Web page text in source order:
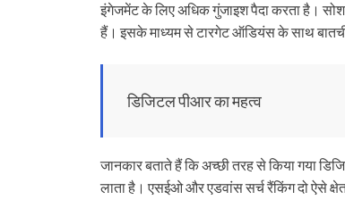
इंगेजमेंट के लिए अधिक गुंजाइश पैदा करता है।
हैं। इसके माध्यम से टारगेट ऑडियंस के साथ
डिजिटल पीआर का महत्व
जानकार बताते हैं कि अच्छी तरह से किया गया
लाता है। एसईओ और एडवांस सर्च रैंकिंग दो ऐसे